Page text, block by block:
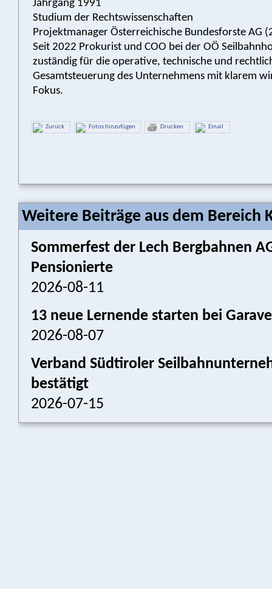
Jahrgang 1991
Studium der Rechtswissenschaften
Projektmanager Österreichische Bundesforste AG
Seit 2022 Prokurist und COO bei der OÖ
zuständig für die operative, technische und
Gesamtsteuerung des Unternehmens mit klarem
Fokus.
Zurück Fotos hinzufügen Drucken Email
Weitere Beiträge aus dem Bereich
Sommerfest der Lech Bergbahnen
Pensionierte
2026-08-11
13 neue Lernende starten bei
2026-08-07
Verband Südtiroler
bestätigt
2026-07-15